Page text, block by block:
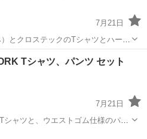
7月21日
とクロステックのTシャツとハーフ
ントにほつれがあるので画像をご
キズ、汚れ等はありません。 サイズ
Tシャツ、パンツ セット
7月21日
ャツと、ウエストゴム仕様のパン